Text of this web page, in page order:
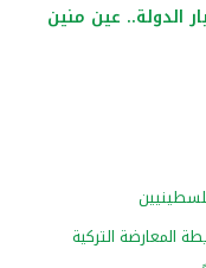
الدولة.. عين منين
المعارضة التركية